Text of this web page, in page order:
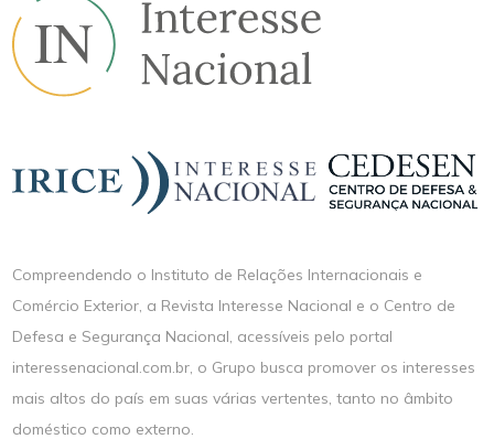
Compreendendo o Instituto de Relações Internacionais e
Comércio Exterior, a Revista Interesse Nacional e o Centro de
Defesa e Segurança Nacional, acessíveis pelo portal
interessenacional.com.br, o Grupo busca promover os interesses
mais altos do país em suas várias vertentes, tanto no âmbito
doméstico como externo.